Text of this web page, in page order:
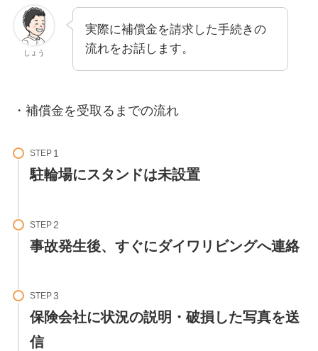
しょう
実際に補償金を請求した手続きの
流れをお話します。
・補償金を受取るまでの流れ
STEP
駐輪場にスタンドは未設置
STEP
事故発生後、すぐにダイワリビングへ連絡
STEP
保険会社に状況の説明・破損した写真を送
信